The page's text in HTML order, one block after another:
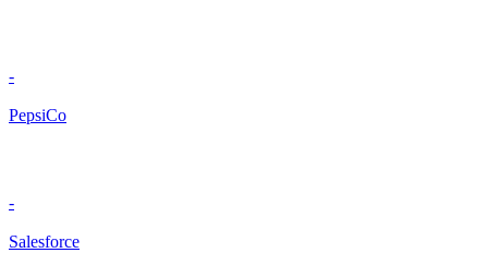
-
PepsiCo
-
Salesforce